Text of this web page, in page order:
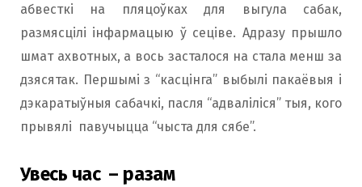
абвесткі на пляцоўках для выгула сабак,
размясцілі інфармацыю ў сеціве. Адразу прышло
шмат ахвотных, а вось засталося на стала менш за
дзясятак. Першымі з “касцінга” выбылі пакаёвыя і
дэкаратыўныя сабачкі, пасля “адваліліся” тыя, кого
прывялі павучыцца “чыста для сябе”.
Увесь час – разам